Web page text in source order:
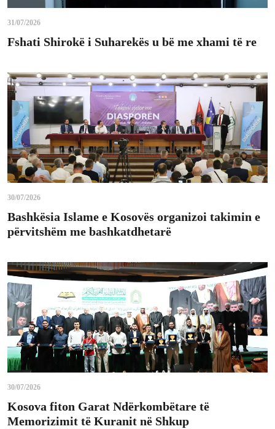
31/07/2026
Fshati Shirokë i Suharekës u bë me xhami të re
30/07/2026
Bashkësia Islame e Kosovës organizoi takimin e
përvitshëm me bashkatdhetarë
30/07/2026
Kosova fiton Garat Ndërkombëtare të
Memorizimit të Kuranit në Shkup